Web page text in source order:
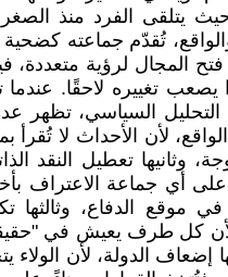
حيث يتلقى الفرد منذ
تُقدّم جماعته
المجال لرؤية متعددة،
يصعب تغييره لاحقًا. عندما
التحليل السياسي، تظهر
لأن الأحداث لا تُقرأ
وثانيها تعطيل النقد
أي جماعة الاعتراف
في موقع الدفاع، وثالثها
لأن كل طرف يعيش في
إضعاف الدولة، لأن الولاء